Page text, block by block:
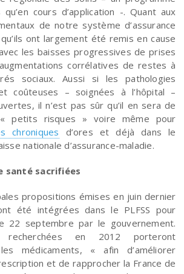
cours d’application -. Quant aux
de notre système d’assurance
ont largement été remis en cause
les baisses progressives de prises
corrélatives de restes à
sociaux. Aussi si les pathologies
coûteuses – soignées à l’hôpital –
il n’est pas sûr qu’il en sera de
petits risques » voire même pour
chroniques d’ores et déjà dans le
nationale d’assurance-maladie.
santé sacrifiées
propositions émises en juin dernier
été intégrées dans le PLFSS pour
22 septembre par le gouvernement.
recherchées en 2012 porteront
médicaments, « afin d’améliorer
et de rapprocher la France de